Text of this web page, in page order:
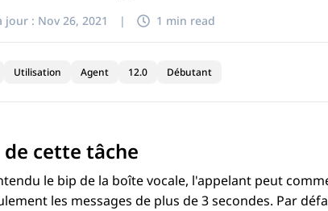
jour : Nov 26, 2021 | 1 min read
Utilisation Agent 12.0 Débutant
cette tâche
le bip de la boîte vocale, l'appelant peut
les messages de plus de 3 secondes. Par